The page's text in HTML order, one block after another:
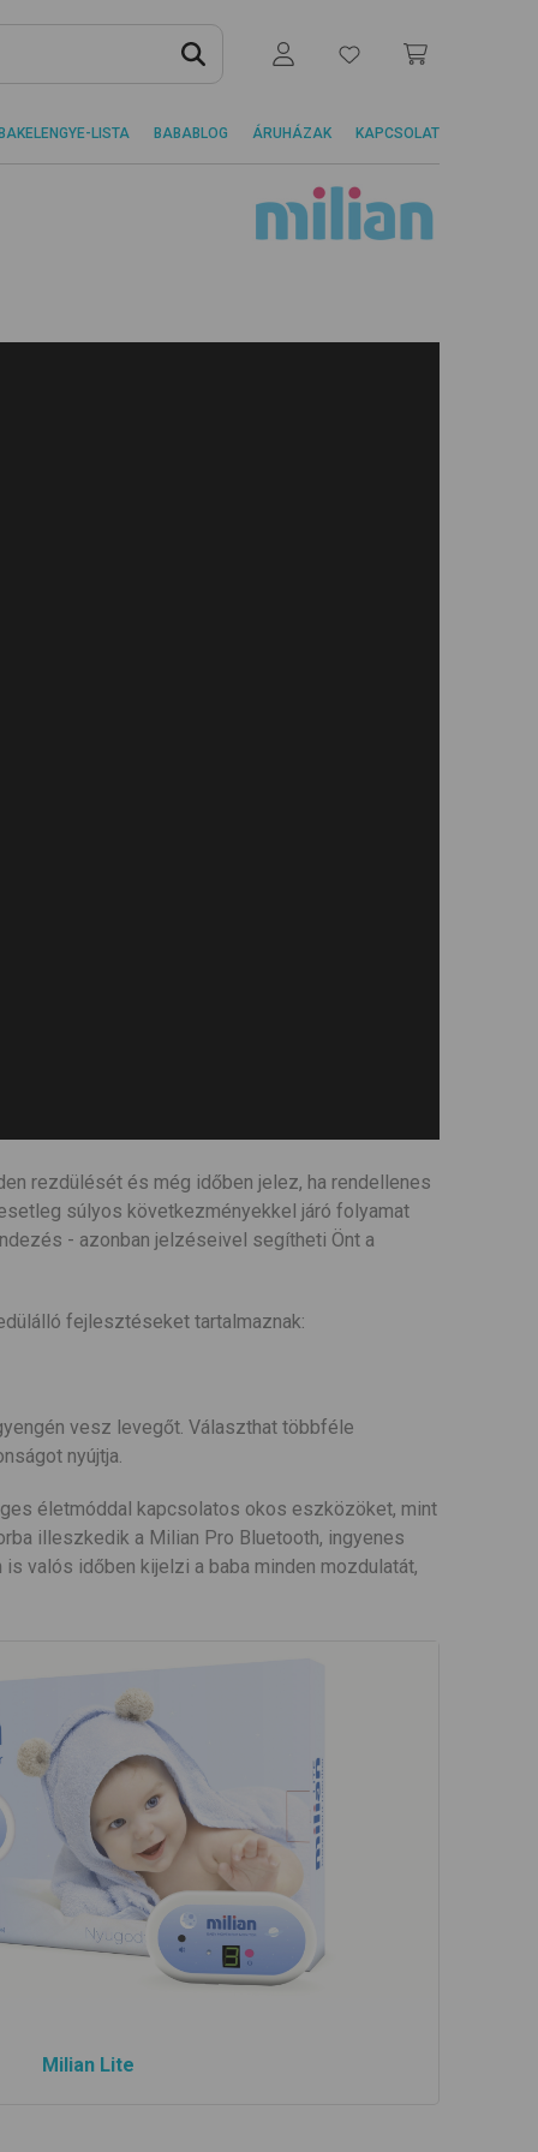
LISTA BABABLOG ÁRUHÁZAK KAPCSOLAT
rezdülését és még időben jelez, ha rendellenes
súlyos következményekkel járó folyamat
- azonban jelzéseivel segítheti Önt a
fejlesztéseket tartalmaznak:
vesz levegőt. Választhat többféle
nyújtja.
életmóddal kapcsolatos okos eszközöket, mint
illeszkedik a Milian Pro Bluetooth, ingyenes
valós időben kijelzi a baba minden mozdulatát,
Milian Lite